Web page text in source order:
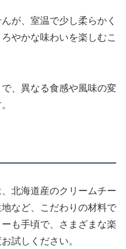
が、室温で少し柔らかく
やかな味わいを楽しむこ
、異なる食感や風味の変
北海道産のクリームチー
など、こだわりの材料で
も手頃で、さまざまな楽
試しください。